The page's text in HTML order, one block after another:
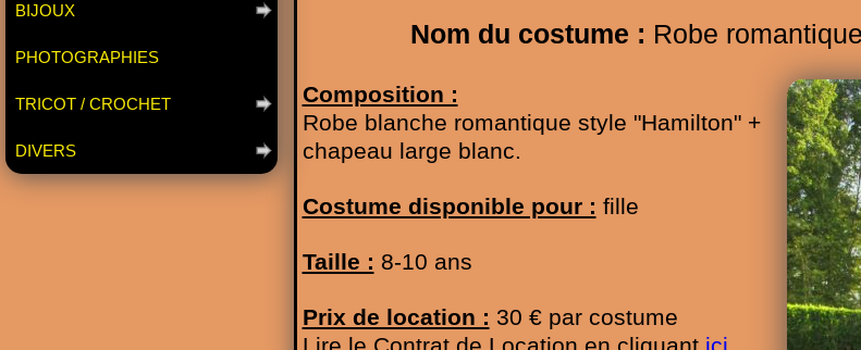
BIJOUX
PHOTOGRAPHIES
TRICOT / CROCHET
DIVERS
Nom du costume : Robe
Composition :
Robe blanche romantique style "Hamilton" +
chapeau large blanc.
Costume disponible pour : fille
Taille : 8-10 ans
Prix de location : 30 € par costume